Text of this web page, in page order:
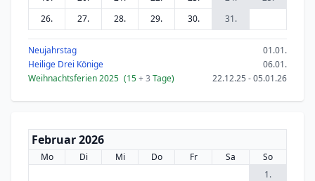
26.
27. 28. 29. 30. 31.
Neujahrstag
01.01.
Heilige Drei Könige
06.01.
Weihnachtsferien 2025 (15+ 3 Tage) 22.12.25 - 05.01.26
Februar 2026
Mo Di Mi Do Fr Sa
So
1.